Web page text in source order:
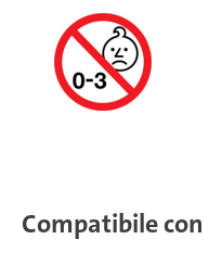
Compatibile con